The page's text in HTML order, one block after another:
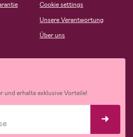
Cookie settings
Unsere Verantwortung
Über uns
und erhalte exklusive Vorteile!